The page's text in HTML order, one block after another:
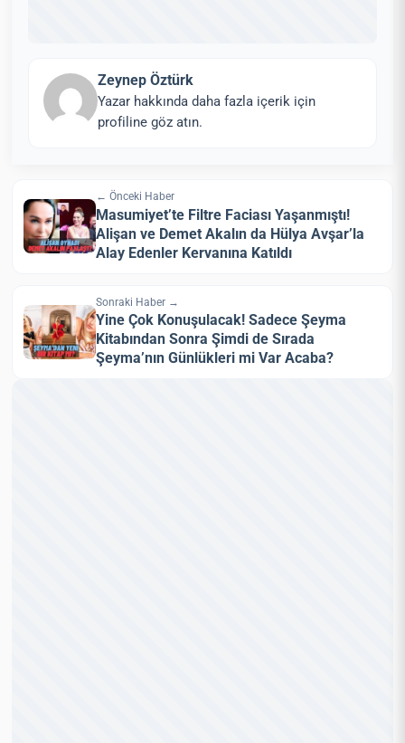
Zeynep Öztürk
Yazar hakkında daha fazla içerik için
profiline göz atın.
← Önceki Haber
Masumiyet’te Filtre Faciası Yaşanmıştı!
Alişan ve Demet Akalın da Hülya Avşar’la
Alay Edenler Kervanına Katıldı
Sonraki Haber →
Yine Çok Konuşulacak! Sadece Şeyma
Kitabından Sonra Şimdi de Sırada
Şeyma’nın Günlükleri mi Var Acaba?